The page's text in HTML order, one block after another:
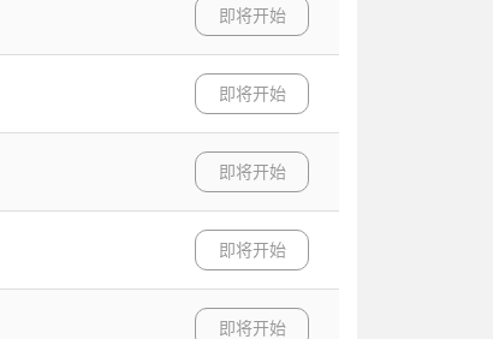
即将开始
即将开始
即将开始
即将开始
即将开始